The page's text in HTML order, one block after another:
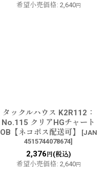
希望小売価格: 2,640円
タックルハウス K2R112：
No.115 クリアHGチャート
OB【ネコポス配送可】
[JAN
4515744078674]
2,376 円(税込)
希望小売価格: 2,640円